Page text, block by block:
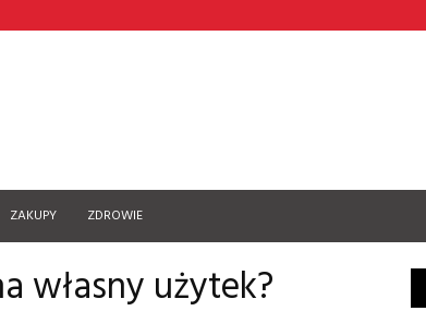
ZAKUPY ZDROWIE
własny użytek?